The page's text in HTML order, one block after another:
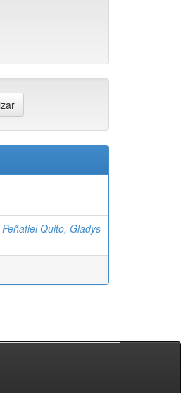
Peñafiel Quito, Gladys